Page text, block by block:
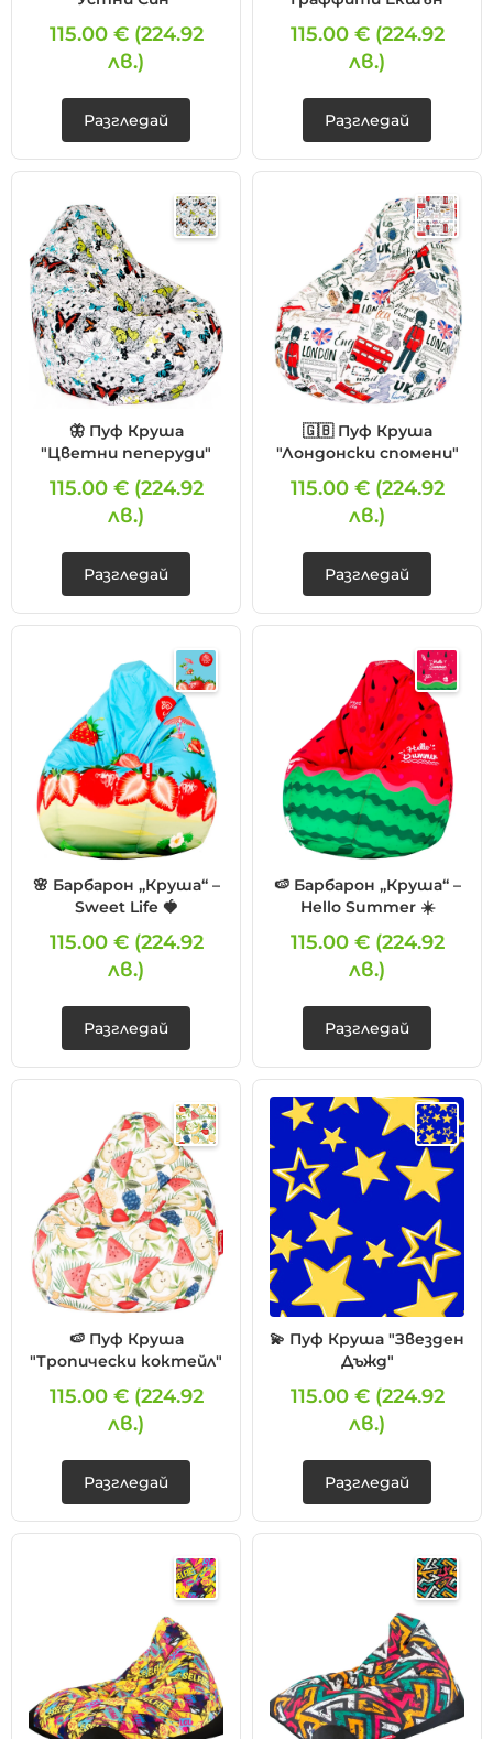
115.00 € (224.92
лв.)
Разгледай
115.00 € (224.92
лв.)
Разгледай
🦋 Пуф Круша
"Цветни пеперуди"
115.00 € (224.92
лв.)
Разгледай
🇬🇧 Пуф Круша
"Лондонски спомени"
115.00 € (224.92
лв.)
Разгледай
🌸 Барбарон „Круша“ –
Sweet Life 🍓
115.00 € (224.92
лв.)
Разгледай
🍉 Барбарон „Круша“ –
Hello Summer ☀️
115.00 € (224.92
лв.)
Разгледай
🍉 Пуф Круша
"Тропически коктейл"
115.00 € (224.92
лв.)
Разгледай
💫 Пуф Круша "Звезден
Дъжд"
115.00 € (224.92
лв.)
Разгледай